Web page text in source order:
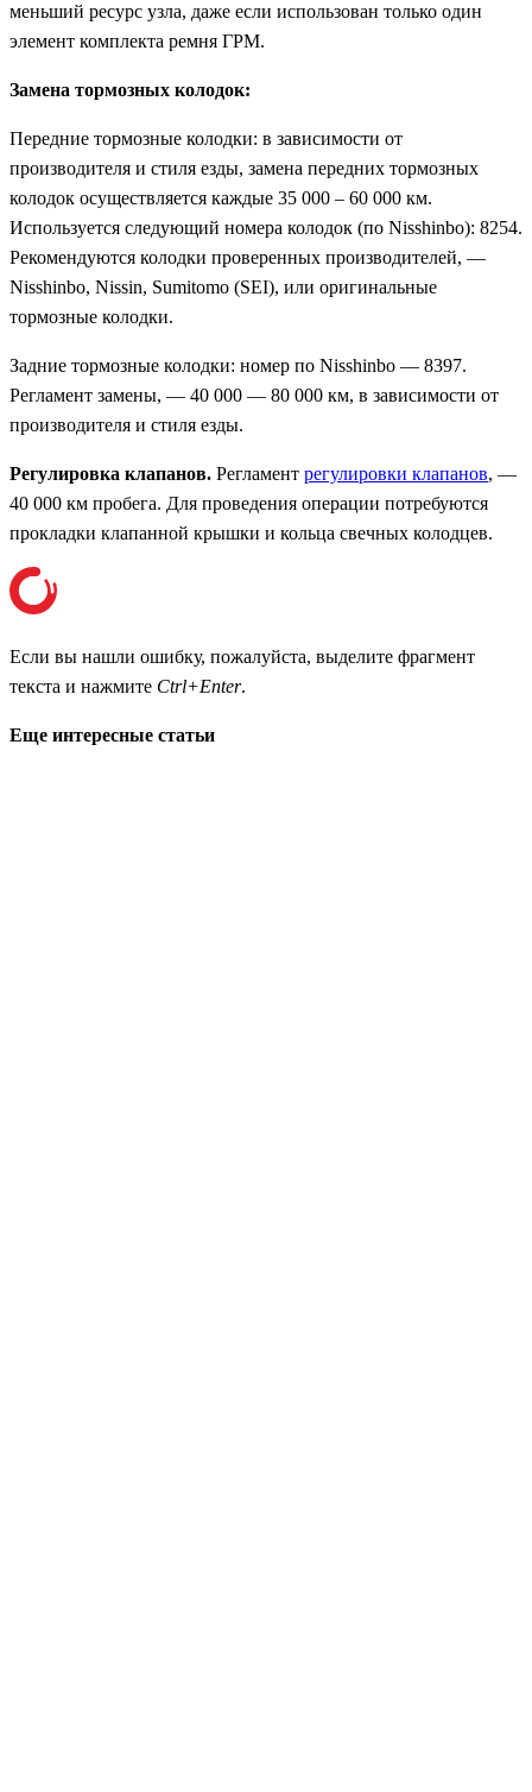
меньший ресурс узла, даже если использован только один
элемент комплекта ремня ГРМ.
Замена тормозных колодок:
Передние тормозные колодки: в зависимости от
производителя и стиля езды, замена передних тормозных
колодок осуществляется каждые 35 000 – 60 000 км.
Используется следующий номера колодок (по Nisshinbo): 8254.
Рекомендуются колодки проверенных производителей, —
Nisshinbo, Nissin, Sumitomo (SEI), или оригинальные
тормозные колодки.
Задние тормозные колодки: номер по Nisshinbo — 8397.
Регламент замены, — 40 000 — 80 000 км, в зависимости от
производителя и стиля езды.
Регулировка клапанов. Регламент регулировки клапанов, —
40 000 км пробега. Для проведения операции потребуются
прокладки клапанной крышки и кольца свечных колодцев.
Если вы нашли ошибку, пожалуйста, выделите фрагмент
текста и нажмите Ctrl+Enter.
Еще интересные статьи